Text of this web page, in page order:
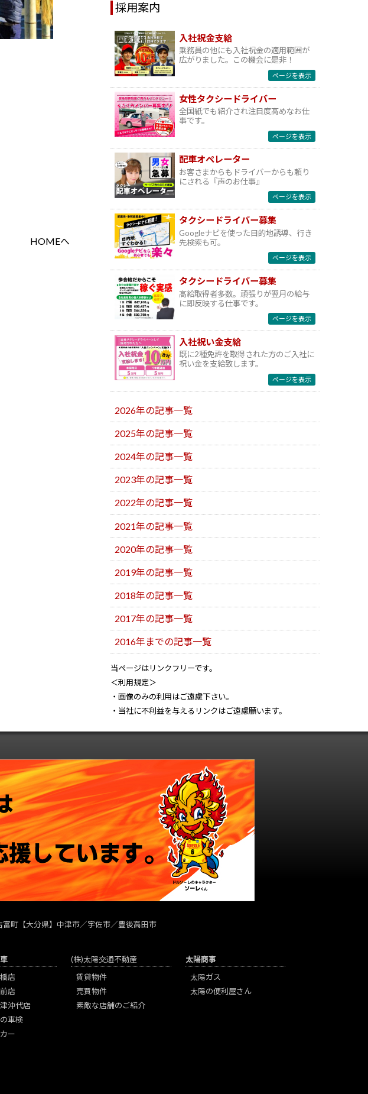
HOMEへ
採用案内
入社祝金支給
乗務員の他にも入社祝金の適用範囲が
広がりました。この機会に是非！
ページを表示
女性タクシードライバー
全国紙でも紹介され注目度高めなお仕
事です。
ページを表示
配車オペレーター
お客さまからもドライバーからも頼り
にされる『声のお仕事』
ページを表示
タクシードライバー募集
Googleナビを使った目的地誘導、行き
先検索も可。
ページを表示
タクシードライバー募集
高給取得者多数。頑張りが翌月の給与
に即反映する仕事です。
ページを表示
入社祝い金支給
既に2種免許を取得された方のご入社に
祝い金を支給致します。
ページを表示
2026年の記事一覧
2025年の記事一覧
2024年の記事一覧
2023年の記事一覧
2022年の記事一覧
2021年の記事一覧
2020年の記事一覧
2019年の記事一覧
2018年の記事一覧
2017年の記事一覧
2016年までの記事一覧
当ページはリンクフリーです。
＜利用規定＞
・画像のみの利用はご遠慮下さい。
・当社に不利益を与えるリンクはご遠慮願います。
町【大分県】中津市／宇佐市／豊後高田市
店
店
沖代店
車検
ー
(株)太陽交通不動産
賃貸物件
売買物件
素敵な店舗のご紹介
太陽商事
太陽ガス
太陽の便利屋さん